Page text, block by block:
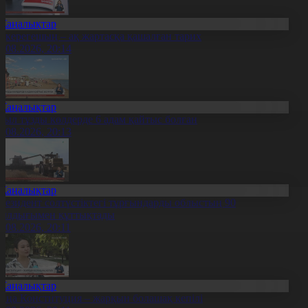
– ақ жартасқа қашалған тарих
20:14
тұзды көлдерде 6 адам қайтыс болған
20:13
солтүстіктегі тұрғындарды облыстың 90
құттықтады
20:11
Конституция – жарқын болашақ кепілі